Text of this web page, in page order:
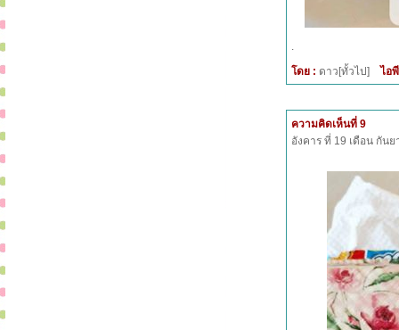
.
โดย : ดาว[ทั้วไป] ไอ
ความคิดเห็นที่ 9
อังคาร ที่ 19 เดือน กัน